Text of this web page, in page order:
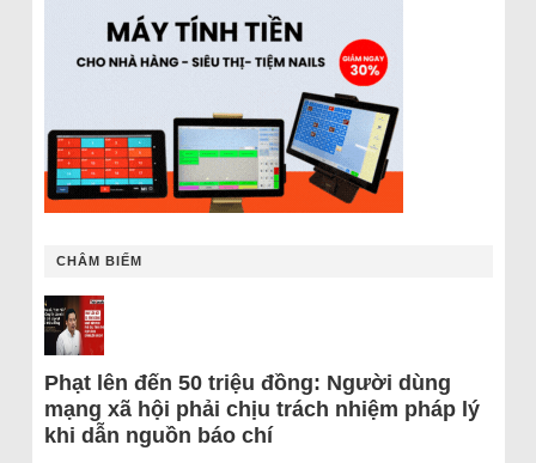
CHÂM BIẾM
Phạt lên đến 50 triệu đồng: Người dùng
mạng xã hội phải chịu trách nhiệm pháp lý
khi dẫn nguồn báo chí